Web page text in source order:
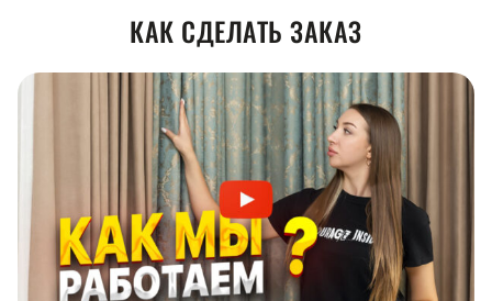
КАК СДЕЛАТЬ ЗАКАЗ